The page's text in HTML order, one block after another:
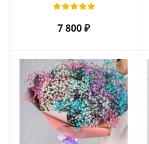
7 800₽